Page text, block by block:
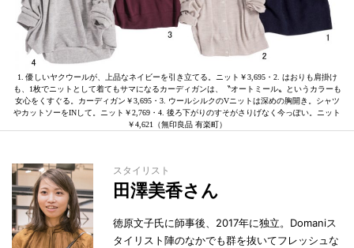
1. 優しいヤクウールが、上品なネイビーを引き立てる。ニット￥3,695・2. はおりも肩掛け
も、1枚でニットとして着てもサマになるカーディガンは、〝オートミール〟というカラーも
女心をくすぐる。カーディガン￥3,695・3. ウールシルクのVニットは深めの胸開き。シャツ
やカットソーをINして。ニット￥2,769・4. 後ろ下がりのすそがさりげなく今っぽい。ニット
￥4,621（無印良品 有楽町）
スタイリスト
田澤美香さん
徳原文子氏に師事後、2017年に独立。Domaniス
タイリスト陣のなかでも群を抜いてフレッシュな